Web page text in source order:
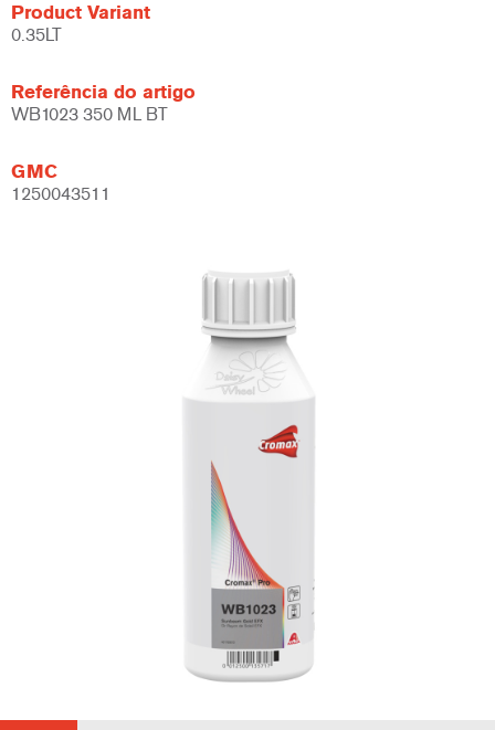
Product Variant
0.35LT
Referência do artigo
WB1023 350 ML BT
GMC
1250043511